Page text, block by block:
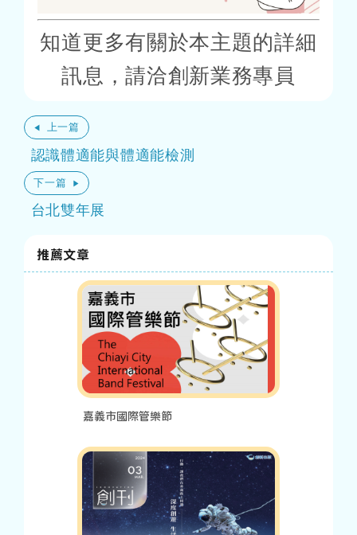
知道更多有關於本主題的詳細
訊息，請洽創新業務專員
上一篇
認識體適能與體適能檢測
下一篇
台北雙年展
推薦文章
嘉義市國際管樂節